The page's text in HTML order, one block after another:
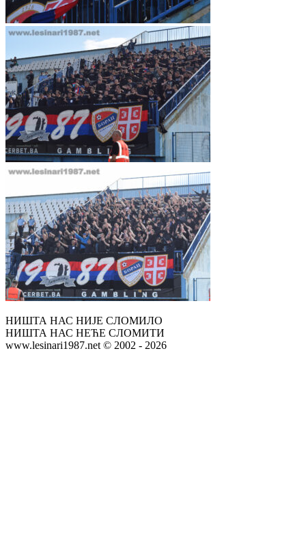
НИШТА НАС НИЈЕ СЛОМИЛО
НИШТА НАС НЕЋЕ СЛОМИТИ
www.lesinari1987.net © 2002 - 2026